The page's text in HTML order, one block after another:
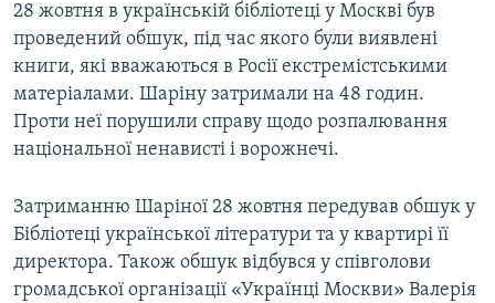
28 жовтня в українській бібліотеці у Москві був
проведений обшук, під час якого були виявлені
книги, які вважаються в Росії екстремістськими
матеріалами. Шаріну затримали на 48 годин.
Проти неї порушили справу щодо розпалювання
національної ненависті і ворожнечі.
Затриманню Шаріної 28 жовтня передував обшук у
Бібліотеці української літератури та у квартирі її
директора. Також обшук відбувся у співголови
громадської організації «Українці Москви» Валерія